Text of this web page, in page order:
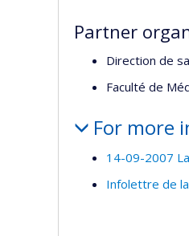
Partner
Direction de
Faculté de
For more
14-09-2007
Infolettre de